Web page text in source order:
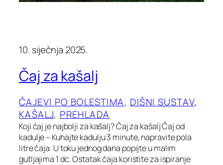
10. siječnja 2025.
Čaj za kašalj
ČAJEVI PO BOLESTIMA, DIŠNI SUSTAV
KAŠALJ, PREHLADA
Koji čaj je najbolji za kašalj? Čaj za kašalj Čaj od
kadulje – Kuhajte kadulju 3 minute, napravite pola
litre čaja. U toku jednog dana popijte u malim
gutljajima 1 dc. Ostatak čaja koristite za ispiranje